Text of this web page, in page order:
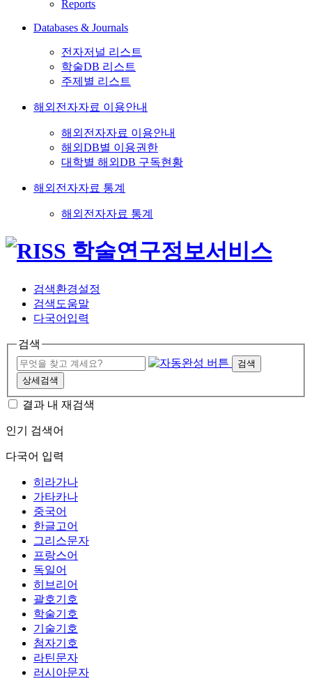
Reports
Databases & Journals
전자저널 리스트
학술DB 리스트
주제별 리스트
해외전자자료 이용안내
해외전자자료 이용안내
해외DB별 이용권한
대학별 해외DB 구독현황
해외전자자료 통계
해외전자자료 통계
검색환경설정
검색도움말
다국어입력
검색
검색
상세검색
결과 내 재검색
인기 검색어
다국어 입력
히라가나
가타카나
중국어
한글고어
그리스문자
프랑스어
독일어
히브리어
괄호기호
학술기호
기술기호
첨자기호
라틴문자
러시아문자